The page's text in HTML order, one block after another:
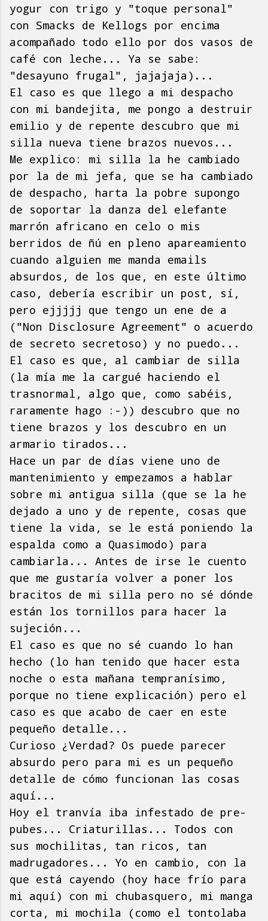
yogur con trigo y "toque personal"
con Smacks de Kellogs por encima
acompañado todo ello por dos vasos de
café con leche... Ya se sabe:
"desayuno frugal", jajajaja)...
El caso es que llego a mi despacho
con mi bandejita, me pongo a destruir
emilio y de repente descubro que mi
silla nueva tiene brazos nuevos...
Me explico: mi silla la he cambiado
por la de mi jefa, que se ha cambiado
de despacho, harta la pobre supongo
de soportar la danza del elefante
marrón africano en celo o mis
berridos de ñú en pleno apareamiento
cuando alguien me manda emails
absurdos, de los que, en este último
caso, debería escribir un post, sí,
pero ejjjjj que tengo un ene de a
("Non Disclosure Agreement" o acuerdo
de secreto secretoso) y no puedo...
El caso es que, al cambiar de silla
(la mía me la cargué haciendo el
trasnormal, algo que, como sabéis,
raramente hago :-)) descubro que no
tiene brazos y los descubro en un
armario tirados...
Hace un par de días viene uno de
mantenimiento y empezamos a hablar
sobre mi antigua silla (que se la he
dejado a uno y de repente, cosas que
tiene la vida, se le está poniendo la
espalda como a Quasimodo) para
cambiarla... Antes de irse le cuento
que me gustaría volver a poner los
bracitos de mi silla pero no sé dónde
están los tornillos para hacer la
sujeción...
El caso es que no sé cuando lo han
hecho (lo han tenido que hacer esta
noche o esta mañana tempranísimo,
porque no tiene explicación) pero el
caso es que acabo de caer en este
pequeño detalle...
Curioso ¿Verdad? Os puede parecer
absurdo pero para mi es un pequeño
detalle de cómo funcionan las cosas
aquí...
Hoy el tranvía iba infestado de pre-
pubes... Criaturillas... Todos con
sus mochilitas, tan ricos, tan
madrugadores... Yo en cambio, con la
que está cayendo (hoy hace frío para
mi aquí) con mi chubasquero, mi manga
corta, mi mochila (como el tontolaba